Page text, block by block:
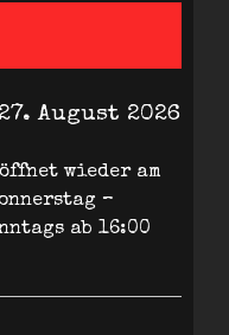
August 2026
wieder am
–
ab 16:00